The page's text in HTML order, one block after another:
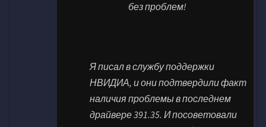
без проблем!
Я писал в службу поддержки
НВИДИА, и они подтвердили факт
наличия проблемы в последнем
драйвере 391.35. И посоветовали